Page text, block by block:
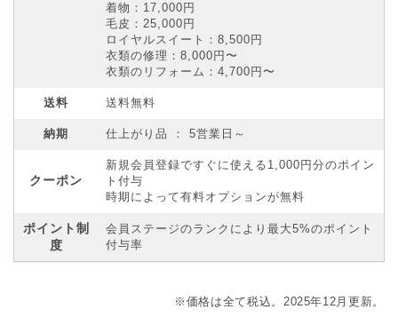
着物：17,000円
毛皮：25,000円
ロイヤルスイート：8,500円
衣類の修理：8,000円〜
衣類のリフォーム：4,700円〜
送料 送料無料
納期 仕上がり品 ： 5営業日～
クーポン
新規会員登録ですぐに使える1,000円分のポイン
ト付与
時期によって有料オプションが無料
ポイント制
度
会員ステージのランクにより最大5%のポイント
付与率
※価格は全て税込。2025年12月更新。